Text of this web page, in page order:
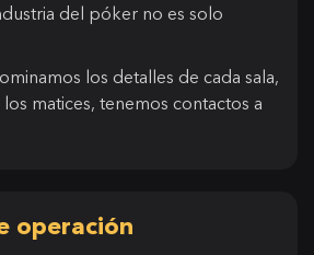
del póker no es solo
los detalles de cada sala,
matices, tenemos contactos a
operación